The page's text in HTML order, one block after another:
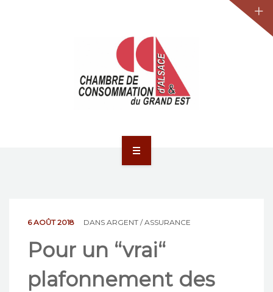
JURIDIQUE
LA CCA-GE
NOS ACTIONS
6 AOÛT 2018 DANS ARGENT / ASSURANCE
Pour un “vrai“
plafonnement des